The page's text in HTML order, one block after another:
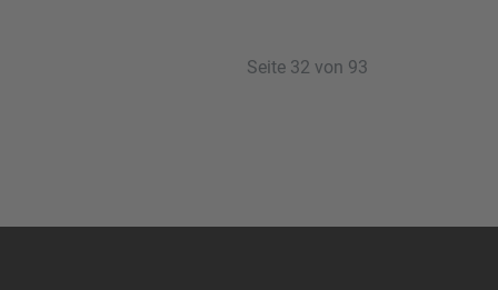
Seite 32 von 93